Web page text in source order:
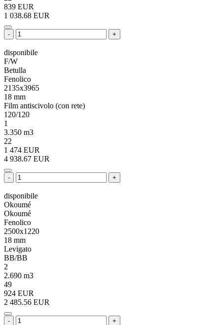
839 EUR
1 038.68 EUR
- +
disponibile
F/W
Betulla
Fenolico
2135x3965
18 mm
Film antiscivolo (con rete)
120/120
1
3.350 m3
22
1 474 EUR
4 938.67 EUR
- +
disponibile
Okoumé
Okoumé
Fenolico
2500x1220
18 mm
Levigato
BB/BB
2
2.690 m3
49
924 EUR
2 485.56 EUR
- +